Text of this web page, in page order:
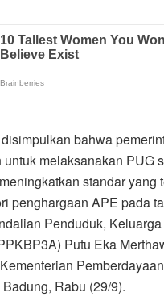
bahwa
melaksanakan PUG
standar
penghargaan APE pada
Penduduk,
Putu Eka
Rabu (29/9).